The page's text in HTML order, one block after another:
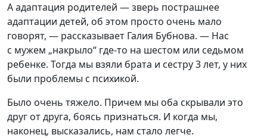
А адаптация родителей — зверь пострашнее
адаптации детей, об этом просто очень мало
говорят, — рассказывает Галия Бубнова. — Нас
с мужем „накрыло“ где-то на шестом или седьмом
ребенке. Тогда мы взяли брата и сестру 3 лет, у них
были проблемы с психикой.
Было очень тяжело. Причем мы оба скрывали это
друг от друга, боясь признаться. И когда мы,
наконец, высказались, нам стало легче.